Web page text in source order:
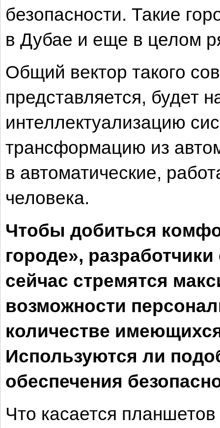
безопасности. Такие
в Дубае и еще в целом
Общий вектор такого
представляется, будет
интеллектуализацию
трансформацию из
в автоматические,
человека.
Чтобы добиться
городе»,
сейчас стремятся
возможности
количестве
Используются ли
обеспечения
Что касается